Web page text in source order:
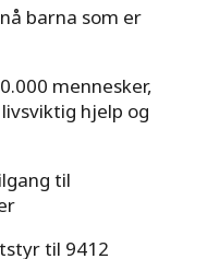
barna som er
mennesker,
hjelp og
til
til 9412